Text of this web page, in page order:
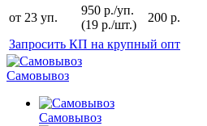
от 23 уп.
950 р./уп.
(19 р./шт.)
200 р.
Запросить КП на крупный опт
Самовывоз
Самовывоз